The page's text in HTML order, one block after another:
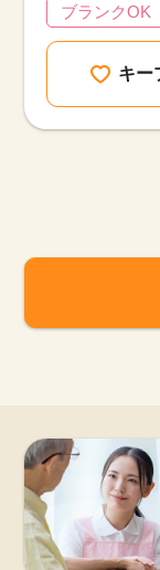
ブランクOK
キー